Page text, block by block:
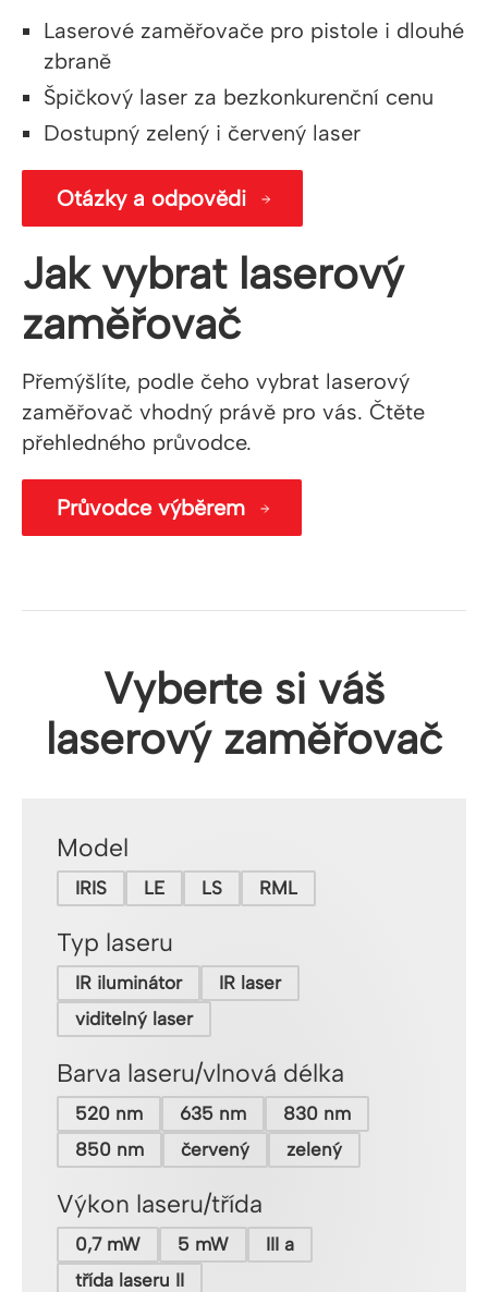
Laserové zaměřovače pro pistole i dlouhé
zbraně
Špičkový laser za bezkonkurenční cenu
Dostupný zelený i červený laser
Otázky a odpovědi
Jak vybrat laserový
zaměřovač
Přemýšlíte, podle čeho vybrat laserový
zaměřovač vhodný právě pro vás. Čtěte
přehledného průvodce.
Průvodce výběrem
Vyberte si váš
laserový zaměřovač
Model
IRIS LE LS RML
Typ laseru
IR iluminátor
IR laser
viditelný laser
Barva laseru/vlnová délka
520 nm 635 nm
830 nm
850 nm
červený zelený
Výkon laseru/třída
0,7 mW 5 mW
III a
třída laseru II